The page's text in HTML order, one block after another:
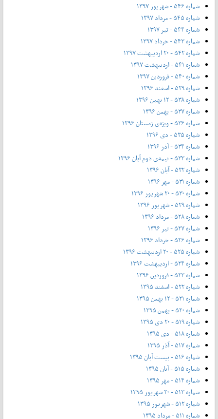
شماره ۵۴۶ - شهریور ۱۳۹۷
شماره ۵۴۵ - مرداد ۱۳۹۷
شماره ۵۴۴ - تیر ۱۳۹۷
شماره ۵۴۳ - خرداد ۱۳۹۷
شماره ۵۴۲ - ۲۰ اردیبهشت ۱۳۹۷
شماره ۵۴۱ - اردیبهشت ۱۳۹۷
شماره ۵۴۰ - فروردین ۱۳۹۷
شماره ۵۳۹ - اسفند ۱۳۹۶
شماره ۵۳۸ - ۱۲ بهمن ۱۳۹۶
شماره ۵۳۷ - بهمن ۱۳۹۶
شماره ۵۳۶ - ویژه‌ی زمستان ۱۳۹۶
شماره ۵۳۵ - دی ۱۳۹۶
شماره ۵۳۴ - آذر ۱۳۹۶
شماره ۵۳۳ - نیمه‌ی دوم آبان ۱۳۹۶
شماره ۵۳۲ - آبان ۱۳۹۶
شماره ۵۳۱ - مهر ۱۳۹۶
شماره ۵۳۰ - ۲۰ شهریور ۱۳۹۶
شماره ۵۲۹ - شهریور ۱۳۹۶
شماره ۵۲۸ - مرداد ۱۳۹۶
شماره ۵۲۷ - تیر ۱۳۹۶
شماره ۵۲۶ - خرداد ۱۳۹۶
شماره ۵۲۵ - ۲۰ اردیبهشت ۱۳۹۶
شماره ۵۲۴ - اردیبهشت ۱۳۹۶
شماره ۵۲۳ - فروردین ۱۳۹۶
شماره ۵۲۲ - اسفند ۱۳۹۵
شماره ۵۲۱ - ۱۲ بهمن ۱۳۹۵
شماره ۵۲۰ - بهمن ۱۳۹۵
شماره ۵۱۹ - ۲۰ دی ۱۳۹۵
شماره ۵۱۸ - دی ۱۳۹۵
شماره ۵۱۷ - آذر ۱۳۹۵
شماره ۵۱۶ - بیست آبان ۱۳۹۵
شماره ۵۱۵ - آبان ۱۳۹۵
شماره ۵۱۴ - مهر ۱۳۹۵
شماره ۵۱۳ - ۲۰ شهریور ۱۳۹۵
شماره ۵۱۲ - شهریور ۱۳۹۵
شماره ۵۱۱ - مرداد ۱۳۹۵